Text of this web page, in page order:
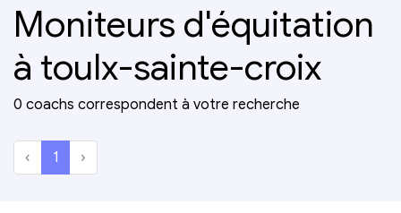
Moniteurs d'équitation
à toulx-sainte-croix
0 coachs correspondent à votre recherche
‹ 1 ›